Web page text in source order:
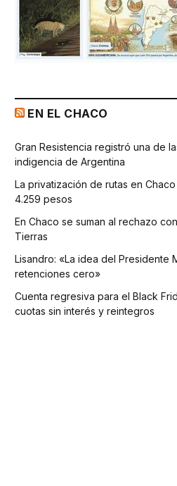
EN EL CHACO
Gran Resistencia registró una de
indigencia de Argentina
La privatización de rutas en
4.259 pesos
En Chaco se suman al rechazo
Tierras
Lisandro: «La idea del Presidente
retenciones cero»
Cuenta regresiva para el Black
cuotas sin interés y reintegros